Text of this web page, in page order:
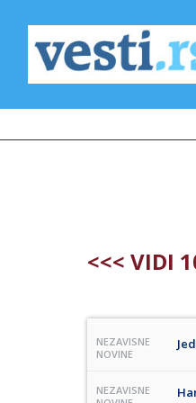
<<< VIDI
NEZAVISNE
NOVINE
NEZAVISNE